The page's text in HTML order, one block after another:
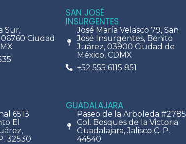
Sur,
Ciudad
SAN JOSÉ
INSURGENTES
José María Velasco 79, San
José Insurgentes, Benito
Juárez, 03900 Ciudad de
México, CDMX
+52 555 6115 851
6513
El
32530
GUADALAJARA
Paseo de la Arboleda #2785
Col. Bosques de la Victoria
Guadalajara, Jalisco C. P.
44540